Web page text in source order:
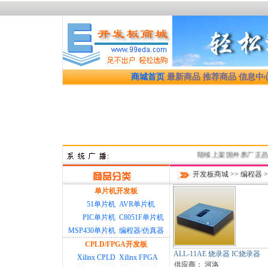
商城首页 最新商品 推荐商品 信息中
陆续上架国外原厂正品
单片机开发板
51单片机 AVR单片机
PIC单片机 C8051F单片机
MSP430单片机 编程器/仿真器
CPLD/FPGA开发板
Xilinx CPLD Xilinx FPGA
开发板商城 >> 编程器
ALL-11AE 烧录器 IC烧录器
供应商： 河洛